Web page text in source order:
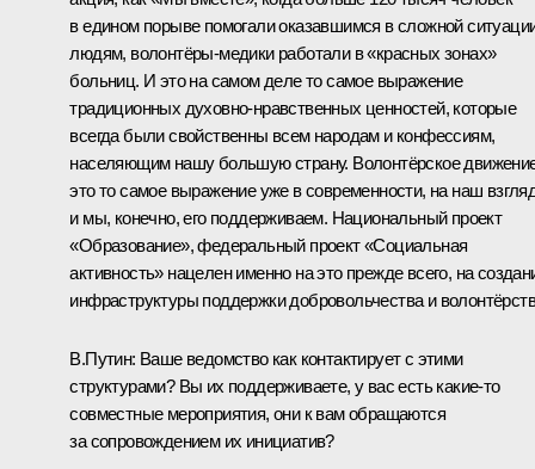
в едином порыве помогали оказавшимся в сложной
людям, волонтёры-медики работали в «красных зонах»
больниц. И это на самом деле то самое выражение
традиционных духовно‑нравственных ценностей, которые
всегда были свойственны всем народам и конфессиям,
населяющим нашу большую страну. Волонтёрское
это то самое выражение уже в современности, на наш
и мы, конечно, его поддерживаем. Национальный проект
«Образование», федеральный проект «Социальная
активность» нацелен именно на это прежде всего, на
инфраструктуры поддержки добровольчества и
В.Путин: Ваше ведомство как контактирует с этими
структурами? Вы их поддерживаете, у вас есть какие‑то
совместные мероприятия, они к вам обращаются
за сопровождением их инициатив?